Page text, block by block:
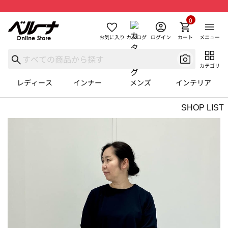
お気に入り カタログ ログイン カート
0
メニュー
カテゴリ
レディース インナー メンズ インテリア
SHOP LIST